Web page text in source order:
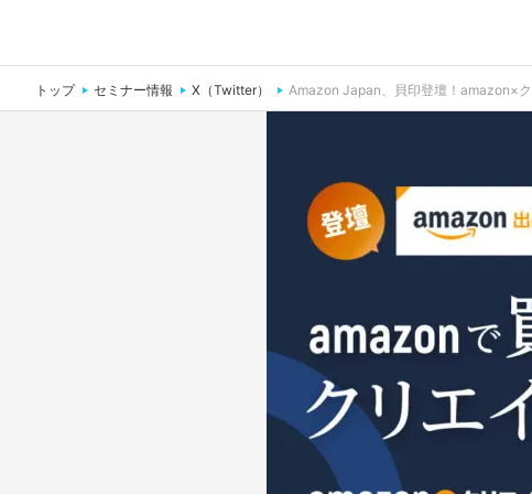
トップ セミナー情報 X（Twitter） Amazon Japan、貝印登壇！amazon×